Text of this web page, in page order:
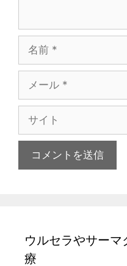
ル
ト
ウルセラやサー
療